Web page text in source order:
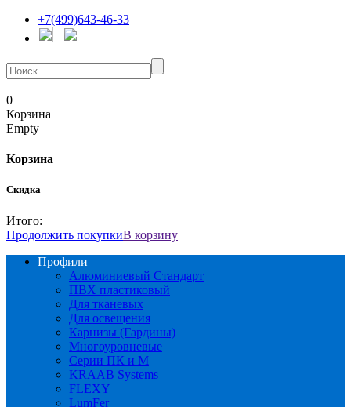
+7(499)643-46-33
0
Корзина
Empty
Корзина
Скидка
Итого:
Продолжить покупкиВ корзину
Профили
Алюминиевый Стандарт
ПВХ пластиковый
Для тканевых
Для освещения
Карнизы (Гардины)
Многоуровневые
Серии ПК и М
KRAAB Systems
FLEXY
LumFer